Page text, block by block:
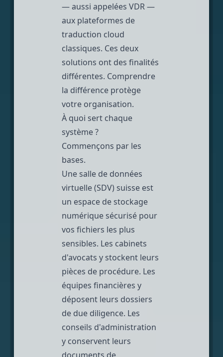
— aussi appelées VDR —
aux plateformes de
traduction cloud
classiques. Ces deux
solutions ont des finalités
différentes. Comprendre
la différence protège
votre organisation.
À quoi sert chaque
système ?
Commençons par les
bases.
Une salle de données
virtuelle (SDV) suisse est
un espace de stockage
numérique sécurisé pour
vos fichiers les plus
sensibles. Les cabinets
d'avocats y stockent leurs
pièces de procédure. Les
équipes financières y
déposent leurs dossiers
de due diligence. Les
conseils d'administration
y conservent leurs